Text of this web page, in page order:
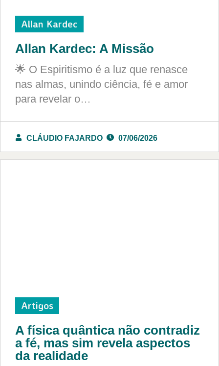
Allan Kardec
Allan Kardec: A Missão
🌟 O Espiritismo é a luz que renasce
nas almas, unindo ciência, fé e amor
para revelar o…
CLÁUDIO FAJARDO 07/06/2026
Artigos
A física quântica não contradiz
a fé, mas sim revela aspectos
da realidade